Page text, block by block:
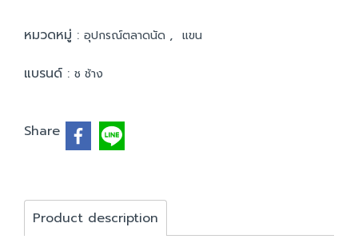
หมวดหมู่ : อุปกรณ์ตลาดนัด , แขน
แบรนด์ : ช ช้าง
Share
Product description